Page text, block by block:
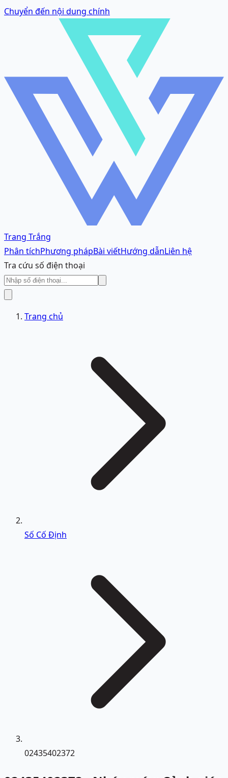
Chuyển đến nội dung chính
Trang Trắng
Phân tíchPhương phápBài viếtHướng dẫnLiên hệ
Tra cứu số điện thoại
Trang chủ
Số Cố Định
02435402372